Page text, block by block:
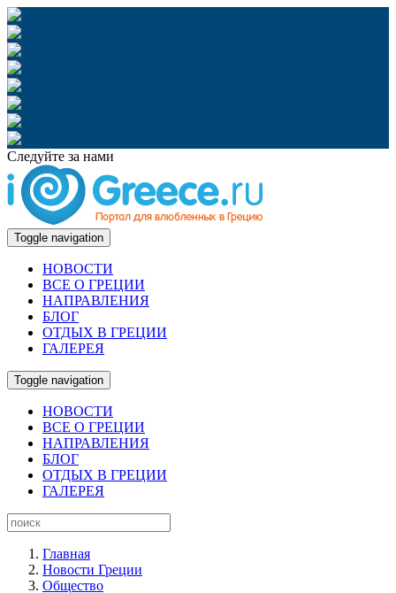
Следуйте за нами
Toggle navigation
НОВОСТИ
ВСЕ О ГРЕЦИИ
НАПРАВЛЕНИЯ
БЛОГ
ОТДЫХ В ГРЕЦИИ
ГАЛЕРЕЯ
Toggle navigation
НОВОСТИ
ВСЕ О ГРЕЦИИ
НАПРАВЛЕНИЯ
БЛОГ
ОТДЫХ В ГРЕЦИИ
ГАЛЕРЕЯ
Главная
Новости Греции
Общество